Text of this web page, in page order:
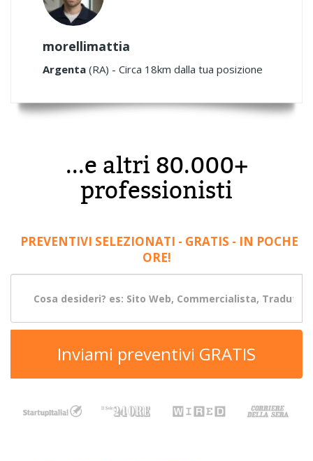
morellimattia
Argenta (RA) - Circa 18km dalla tua posizione
...e altri 80.000+
professionisti
PREVENTIVI SELEZIONATI - GRATIS - IN POCHE
ORE!
Inviami preventivi GRATIS